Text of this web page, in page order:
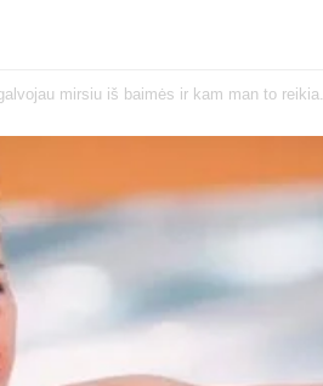
mirsiu iš baimės ir kam man to